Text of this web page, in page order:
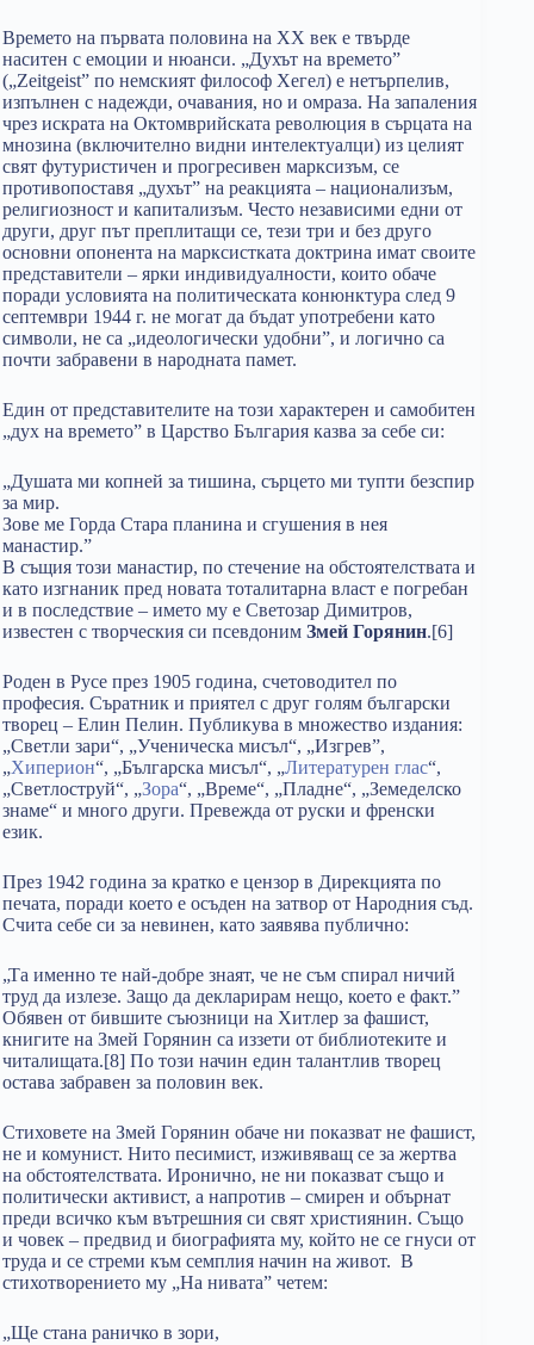
Времето на първата половина на ХХ век е твърде
наситен с емоции и нюанси. „Духът на времето”
(„Zeitgeist” по немският философ Хегел) е нетърпелив,
изпълнен с надежди, очавания, но и омраза. На запаления
чрез искрата на Октомврийската революция в сърцата на
мнозина (включително видни интелектуалци) из целият
свят футуристичен и прогресивен марксизъм, се
противопоставя „духът” на реакцията – национализъм,
религиозност и капитализъм. Често независими едни от
други, друг път преплитащи се, тези три и без друго
основни опонента на марксистката доктрина имат своите
представители – ярки индивидуалности, които обаче
поради условията на политическата конюнктура след 9
септември 1944 г. не могат да бъдат употребени като
символи, не са „идеологически удобни”, и логично са
почти забравени в народната памет.
Един от представителите на този характерен и самобитен
„дух на времето” в Царство България казва за себе си:
„Душата ми копней за тишина, сърцето ми тупти безспир
за мир.
Зове ме Горда Стара планина и сгушения в нея
манастир.”
В същия този манастир, по стечение на обстоятелствата и
като изгнаник пред новата тоталитарна власт е погребан
и в последствие – името му е Светозар Димитров,
известен с творческия си псевдоним Змей Горянин.[6]
Роден в Русе през 1905 година, счетоводител по
професия. Съратник и приятел с друг голям български
творец – Елин Пелин. Публикува в множество издания:
„Светли зари“, „Ученическа мисъл“, „Изгрев”,
„Хиперион“, „Българска мисъл“, „Литературен глас“,
„Светлоструй“, „Зора“, „Време“, „Пладне“, „Земеделско
знаме“ и много други. Превежда от руски и френски
език.
През 1942 година за кратко е цензор в Дирекцията по
печата, поради което е осъден на затвор от Народния съд.
Счита себе си за невинен, като заявява публично:
„Та именно те най-добре знаят, че не съм спирал ничий
труд да излезе. Защо да декларирам нещо, което е факт.”
Обявен от бившите съюзници на Хитлер за фашист,
книгите на Змей Горянин са иззети от библиотеките и
читалищата.[8] По този начин един талантлив творец
остава забравен за половин век.
Стиховете на Змей Горянин обаче ни показват не фашист,
не и комунист. Нито песимист, изживяващ се за жертва
на обстоятелствата. Иронично, не ни показват също и
политически активист, а напротив – смирен и обърнат
преди всичко към вътрешния си свят християнин. Също
и човек – предвид и биографията му, който не се гнуси от
труда и се стреми към семплия начин на живот. В
стихотворението му „На нивата” четем:
„Ще стана раничко в зори,